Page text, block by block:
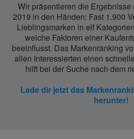
Wir präsentieren die
2019 in den Händen: Fast 1.900
Lieblingsmarken in elf
welche Faktoren einer
beeinflusst. Das Markenranking
allen Interessierten einen
hilft bei der Suche nach dem
Lade dir jetzt das
herunter!